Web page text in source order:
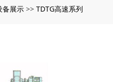
备展示 >> TDTG高速系列